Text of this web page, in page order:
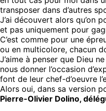
transposer dans d’autres
J’ai découvert alors qu’on
et pas uniquement pour
C’est comme pour une
ou en multicolore, chacun
J’aime à penser que Dieu
nous donner l’occasion
font de leur chef-d’oeuvre
Alors oui, dans sa version
Pierre-Olivier Dolino,